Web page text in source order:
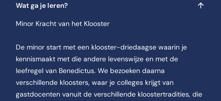
Wat ga je leren?
Minor Kracht van het Klooster
De minor start met een klooster-driedaagse waarin je
kennismaakt met die andere levenswijze en met de
leefregel van Benedictus. We bezoeken daarna
verschillende kloosters, waar je colleges krijgt van
gastdocenten vanuit de verschillende kloostertradities, die